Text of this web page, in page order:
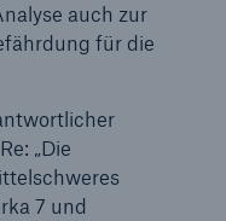
auch zur
für die
„Die
7 und